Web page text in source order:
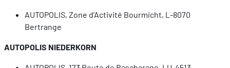
AUTOPOLIS, Zone d’Activité Bourmicht, L-8070
Bertrange
AUTOPOLIS NIEDERKORN